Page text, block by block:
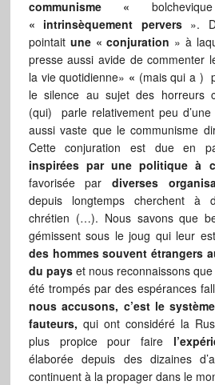
communisme «
« intrinsèquement pervers».
pointait une « conjuration » à
presse aussi avide de commenter
la vie quotidienne» « (mais qui a )
le silence au sujet des horreurs
(qui) parle relativement peu
aussi vaste que le communisme
Cette conjuration est due en
inspirées par une politique à
favorisée pardiverses
depuis longtemps cherchent à
chrétien (…). Nous savons que
gémissent sous le joug qui leur
des hommes souvent étrangers
du payset nous reconnaissons que
été trompés par des espérances
nous accusons, c’est le
fauteurs, qui ont considéré la
plus propice pour faire
élaborée depuis des dizaines
continuent à la propager dans le